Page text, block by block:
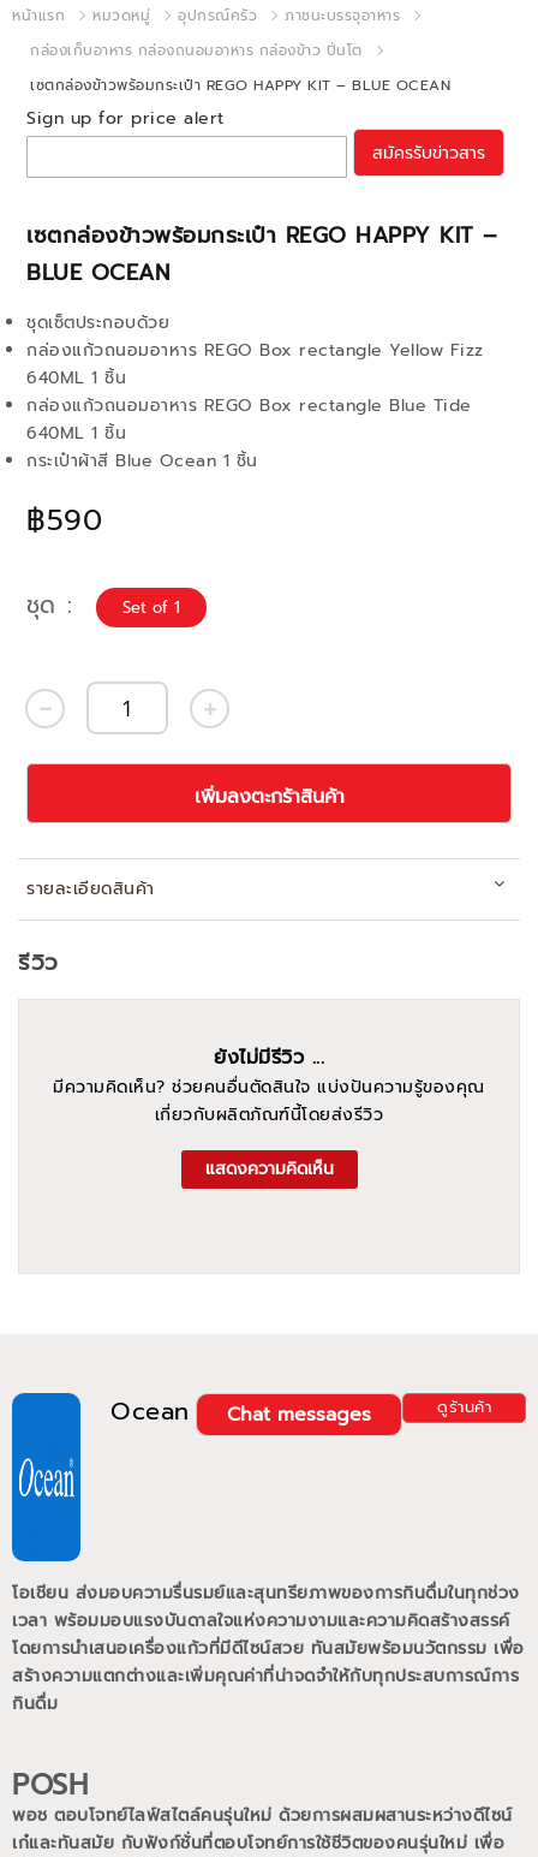
หน้าแรก หมวดหมู่ อุปกรณ์ครัว
ภาชนะบรรจุอาหาร
กล่องเก็บอาหาร กล่องถนอมอาหาร กล่องข้าว ปิ่นโต
เซตกล่องข้าวพร้อมกระเป๋า REGO HAPPY KIT – BLUE OCEAN
เซตกล่องข้าวพร้อมกระเป๋า REGO HAPPY KIT –
BLUE OCEAN
฿590
ชุดเซ็ตประกอบด้วย
กล่องแก้วถนอมอาหาร REGO Box rectangle Yellow Fizz
640ML 1 ชิ้น
กล่องแก้วถนอมอาหาร REGO Box rectangle Blue Tide
640ML 1 ชิ้น
กระเป๋าผ้าสี Blue Ocean 1 ชิ้น
Sign up for price alert
สมัครรับข่าวสาร
ชุด Set of 1
เพิ่มลงตะกร้าสินค้า
รายละเอียดสินค้า
Ocean ดูร้านค้า
Chat messages
โอเชียน ส่งมอบความรื่นรมย์และสุนทรียภาพของการกินดื่มในทุกช่วง
เวลา พร้อมมอบแรงบันดาลใจแห่งความงามและความคิดสร้างสรรค์
โดยการนำเสนอเครื่องแก้วที่มีดีไซน์สวย ทันสมัยพร้อมนวัตกรรม เพื่อ
สร้างความแตกต่างและเพิ่มคุณค่าที่น่าจดจำให้กับทุกประสบการณ์การ
กินดื่ม
POSH
พอช ตอบโจทย์ไลฟ์สไตล์คนรุ่นใหม่ ด้วยการผสมผสานระหว่างดีไซน์
เก๋และทันสมัย กับฟังก์ชั่นที่ตอบโจทย์การใช้ชีวิตของคนรุ่นใหม่ เพื่อ
รีวิว
ยังไม่มีรีวิว ...
มีความคิดเห็น? ช่วยคนอื่นตัดสินใจ แบ่งปันความรู้ของคุณ
เกี่ยวกับผลิตภัณฑ์นี้โดยส่งรีวิว
แสดงความคิดเห็น